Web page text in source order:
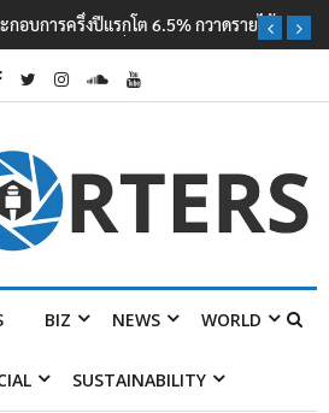
ปีแรกโต 6.5% กวาดรายได้ 2.3 หมื่นล้านยูโร
มส่ง 4 แบรนด์ใหม่บุกตลาดไทย
BIZ NEWS WORLD